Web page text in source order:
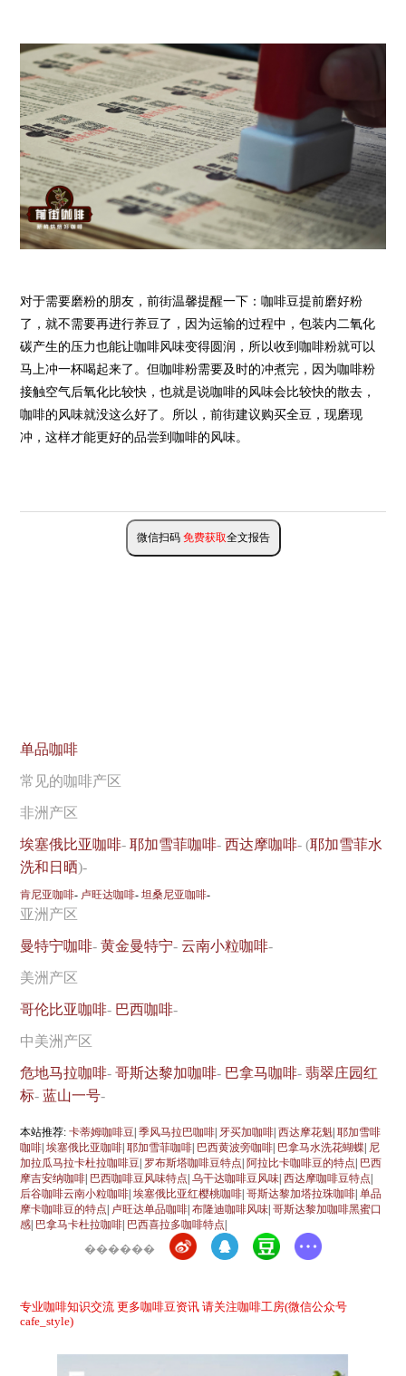
对于需要磨粉的朋友，前街温馨提醒一下：咖啡豆提前磨好粉
了，就不需要再进行养豆了，因为运输的过程中，包装内二氧化
碳产生的压力也能让咖啡风味变得圆润，所以收到咖啡粉就可以
马上冲一杯喝起来了。但咖啡粉需要及时的冲煮完，因为咖啡粉
接触空气后氧化比较快，也就是说咖啡的风味会比较快的散去，
咖啡的风味就没这么好了。所以，前街建议购买全豆，现磨现
冲，这样才能更好的品尝到咖啡的风味。
微信扫码 免费获取全文报告
单品咖啡
常见的咖啡产区
非洲产区
埃塞俄比亚咖啡-耶加雪菲咖啡-西达摩咖啡- (耶加雪菲水
洗和日晒)-
肯尼亚咖啡- 卢旺达咖啡-坦桑尼亚咖啡-
亚洲产区
曼特宁咖啡-黄金曼特宁-云南小粒咖啡-
美洲产区
哥伦比亚咖啡- 巴西咖啡-
中美洲产区
危地马拉咖啡-哥斯达黎加咖啡- 巴拿马咖啡-翡翠庄园红
标-蓝山一号-
本站推荐:卡蒂姆咖啡豆 |季风马拉巴咖啡 牙买加咖啡 |西达摩花魁 |耶加雪啡
咖啡 |埃塞俄比亚咖啡 |耶加雪菲咖啡 巴西黄波旁咖啡 巴拿马水洗花蝴蝶 尼
加拉瓜马拉卡杜拉咖啡豆 罗布斯塔咖啡豆特点 阿拉比卡咖啡豆的特点 巴西
摩吉安纳咖啡 巴西咖啡豆风味特点 |乌干达咖啡豆风味 |西达摩咖啡豆特点
后谷咖啡云南小粒咖啡 |埃塞俄比亚红樱桃咖啡 |哥斯达黎加塔拉珠咖啡 |单品
摩卡咖啡豆的特点 卢旺达单品咖啡 |布隆迪咖啡风味 |哥斯达黎加咖啡黑蜜口
感 巴拿马卡杜拉咖啡 巴西喜拉多咖啡特点
������
专业咖啡知识交流 更多咖啡豆资讯 请关注咖啡工房(微信公众号
cafe_style)